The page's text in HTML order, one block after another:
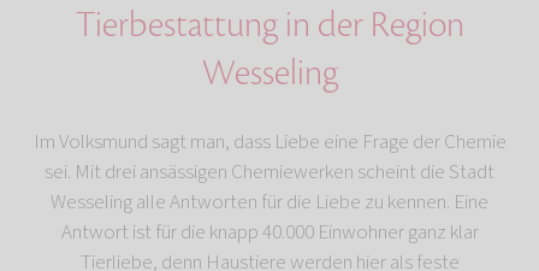
Tierbestattung in der Region
Wesseling
Im Volksmund sagt man, dass Liebe eine Frage der Chemie
sei. Mit drei ansässigen Chemiewerken scheint die Stadt
Wesseling alle Antworten für die Liebe zu kennen. Eine
Antwort ist für die knapp 40.000 Einwohner ganz klar
Tierliebe, denn Haustiere werden hier als feste